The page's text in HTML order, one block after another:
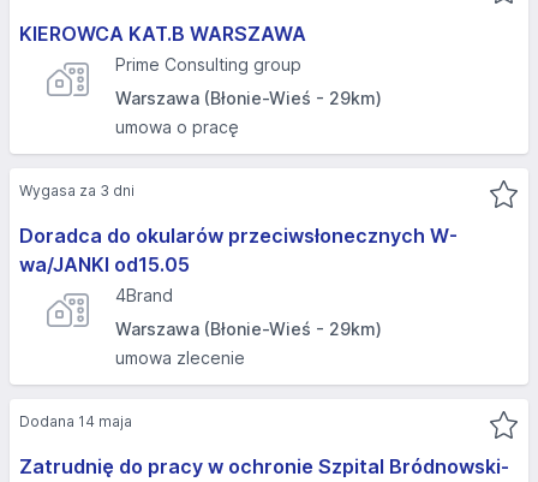
KIEROWCA KAT.B WARSZAWA
Prime Consulting group
Warszawa (Błonie-Wieś - 29km)
umowa o pracę
Doradca do okularów przeciwsłonecznych W-
wa/JANKI od15.05
4Brand
Warszawa (Błonie-Wieś - 29km)
umowa zlecenie
Wygasa za 3 dni
Zatrudnię do pracy w ochronie Szpital Bródnowski-
Dodana 14 maja